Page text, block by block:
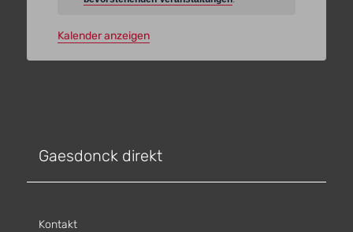
Kalender anzeigen
Gaesdonck direkt
Kontakt